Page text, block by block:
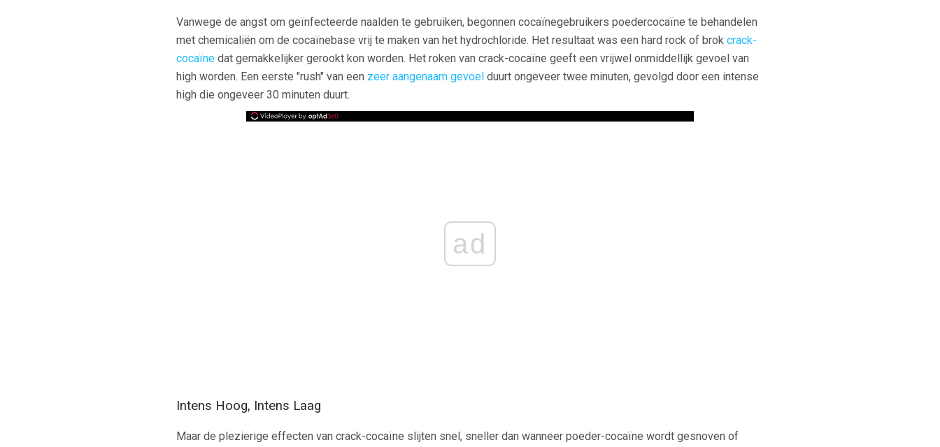
Vanwege de angst om geïnfecteerde naalden te gebruiken, begonnen cocaïnegebruikers poedercocaïne te behandelen
met chemicaliën om de cocaïnebase vrij te maken van het hydrochloride. Het resultaat was een hard rock of brok crack-
cocaïne dat gemakkelijker gerookt kon worden. Het roken van crack-cocaïne geeft een vrijwel onmiddellijk gevoel van
high worden. Een eerste "rush" van een zeer aangenaam gevoel duurt ongeveer twee minuten, gevolgd door een intense
high die ongeveer 30 minuten duurt.
ad
Intens Hoog, Intens Laag
Maar de plezierige effecten van crack-cocaïne slijten snel, sneller dan wanneer poeder-cocaïne wordt gesnoven of